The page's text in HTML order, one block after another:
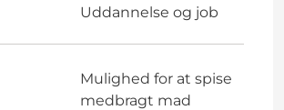
Uddannelse og job
Mulighed for at spise
medbragt mad